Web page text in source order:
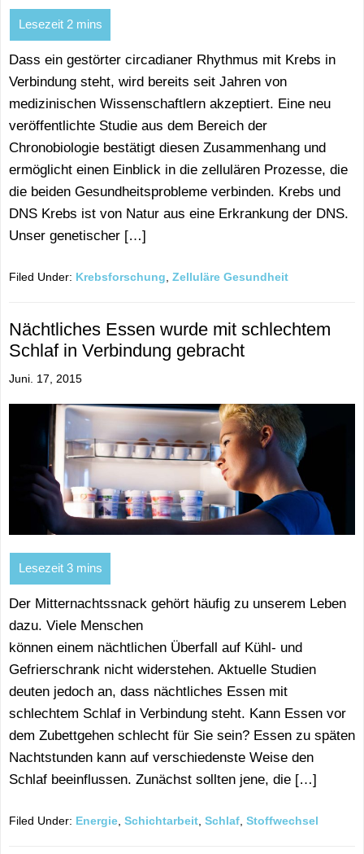
Dass ein gestörter circadianer Rhythmus mit Krebs in
Verbindung steht, wird bereits seit Jahren von
medizinischen Wissenschaftlern akzeptiert. Eine neu
veröffentlichte Studie aus dem Bereich der
Chronobiologie bestätigt diesen Zusammenhang und
ermöglicht einen Einblick in die zellulären Prozesse, die
die beiden Gesundheitsprobleme verbinden. Krebs und
DNS Krebs ist von Natur aus eine Erkrankung der DNS.
Unser genetischer […]
Filed Under: Krebsforschung, Zelluläre Gesundheit
Nächtliches Essen wurde mit schlechtem
Schlaf in Verbindung gebracht
Juni. 17, 2015
Der Mitternachtssnack gehört häufig zu unserem Leben
dazu. Viele Menschen
können einem nächtlichen Überfall auf Kühl- und
Gefrierschrank nicht widerstehen. Aktuelle Studien
deuten jedoch an, dass nächtliches Essen mit
schlechtem Schlaf in Verbindung steht. Kann Essen vor
dem Zubettgehen schlecht für Sie sein? Essen zu späten
Nachtstunden kann auf verschiedenste Weise den
Schlaf beeinflussen. Zunächst sollten jene, die […]
Filed Under: Energie, Schichtarbeit, Schlaf, Stoffwechsel